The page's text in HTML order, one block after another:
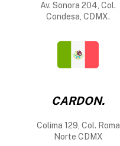
Av. Sonora 204, Col.
Condesa, CDMX.
CARDON.
Colima 129, Col. Roma
Norte CDMX